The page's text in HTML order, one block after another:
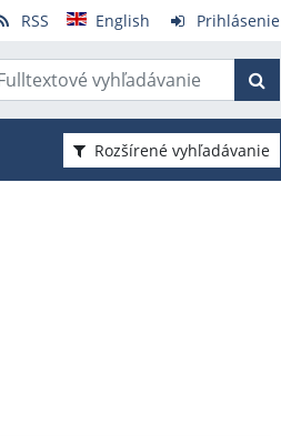
RSS English Prihlásenie
Rozšírené vyhľadávanie